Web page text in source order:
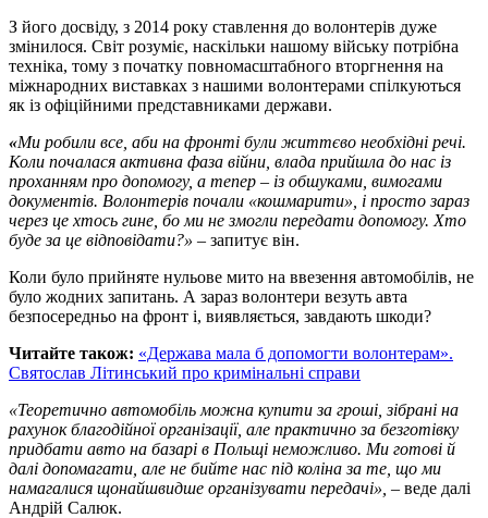
З його досвіду, з 2014 року ставлення до волонтерів дуже
змінилося. Світ розуміє, наскільки нашому війську потрібна
техніка, тому з початку повномасштабного вторгнення на
міжнародних виставках з нашими волонтерами спілкуються
як із офіційними представниками держави.
«Ми робили все, аби на фронті були життєво необхідні речі.
Коли почалася активна фаза війни, влада прийшла до нас із
проханням про допомогу, а тепер – із обшуками, вимогами
документів. Волонтерів почали «кошмарити», і просто зараз
через це хтось гине, бо ми не змогли передати допомогу. Хто
буде за це відповідати?» – запитує він.
Коли було прийняте нульове мито на ввезення автомобілів, не
було жодних запитань. А зараз волонтери везуть авта
безпосередньо на фронт і, виявляється, завдають шкоди?
Читайте також: «Держава мала б допомогти волонтерам».
Святослав Літинський про кримінальні справи
«Теоретично автомобіль можна купити за гроші, зібрані на
рахунок благодійної організації, але практично за безготівку
придбати авто на базарі в Польщі неможливо. Ми готові й
далі допомагати, але не бийте нас під коліна за те, що ми
намагалися щонайшвидше організувати передачі», – веде далі
Андрій Салюк.